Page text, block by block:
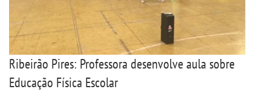
Ribeirão Pires: Professora desenvolve aula sobre
Educação Física Escolar